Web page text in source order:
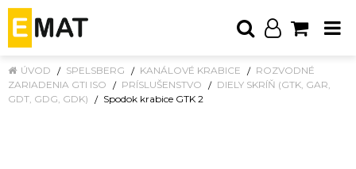
ÚVOD SPELSBERG KANÁLOVÉ KRABICE
ROZVODNÉ
ZARIADENIA GTI ISO
PRÍSLUŠENSTVO
DIELY SKRÍŇ (GTK, GAR,
GDT, GDG, GDK)
Spodok krabice GTK 2